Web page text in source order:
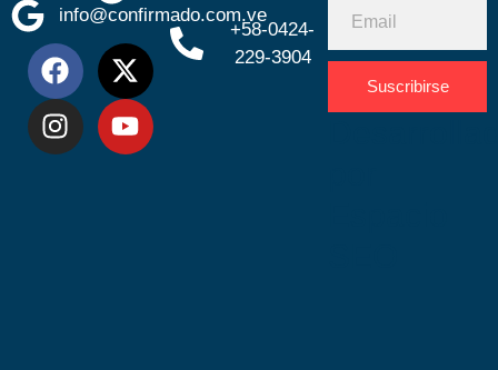
info@confirmado.com.ve
+58-0424-
229-3904
Suscribirse